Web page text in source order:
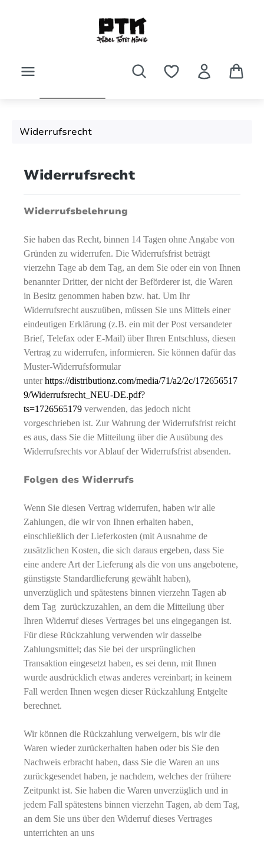
Widerrufsrecht
Widerrufsrecht
Widerrufsbelehrung
Sie haben das Recht, binnen 14 Tagen ohne Angabe von
Gründen zu widerrufen. Die Widerrufsfrist beträgt
vierzehn Tage ab dem Tag, an dem Sie oder ein von Ihnen
benannter Dritter, der nicht der Beförderer ist, die Waren
in Besitz genommen haben bzw. hat. Um Ihr
Widerrufsrecht auszuüben, müssen Sie uns Mittels einer
eindeutigen Erklärung (z.B. ein mit der Post versandeter
Brief, Telefax oder E-Mail) über Ihren Entschluss, diesen
Vertrag zu widerrufen, informieren. Sie können dafür das
Muster-Widerrufsformular
unterhttps://distributionz.com/media/71/a2/2c/172656517
9/Widerrufsrecht_NEU-DE.pdf?
ts=1726565179 verwenden, das jedoch nicht
vorgeschrieben ist. Zur Wahrung der Widerrufsfrist reicht
es aus, dass Sie die Mitteilung über die Ausübung des
Widerrufsrechts vor Ablauf der Widerrufsfrist absenden.
Folgen des Widerrufs
Wenn Sie diesen Vertrag widerrufen, haben wir alle
Zahlungen, die wir von Ihnen erhalten haben,
einschließlich der Lieferkosten (mit Ausnahme de
zusätzlichen Kosten, die sich daraus ergeben, dass Sie
eine andere Art der Lieferung als die von uns angebotene,
günstigste Standardlieferung gewählt haben),
unverzüglich und spätestens binnen vierzehn Tagen ab
dem Tag zurückzuzahlen, an dem die Mitteilung über
Ihren Widerruf dieses Vertrages bei uns eingegangen ist.
Für diese Rückzahlung verwenden wir dasselbe
Zahlungsmittel; das Sie bei der ursprünglichen
Transaktion eingesetzt haben, es sei denn, mit Ihnen
wurde ausdrücklich etwas anderes vereinbart; in keinem
Fall werden Ihnen wegen dieser Rückzahlung Entgelte
berechnet.
Wir können die Rückzahlung verweigern, bis wir die
Waren wieder zurückerhalten haben oder bis Sie den
Nachweis erbracht haben, dass Sie die Waren an uns
zurückgesendet haben, je nachdem, welches der frühere
Zeitpunkt ist. Sie haben die Waren unverzüglich und in
jedem Fall spätestens binnen vierzehn Tagen, ab dem Tag,
an dem Sie uns über den Widerruf dieses Vertrages
unterrichten an uns